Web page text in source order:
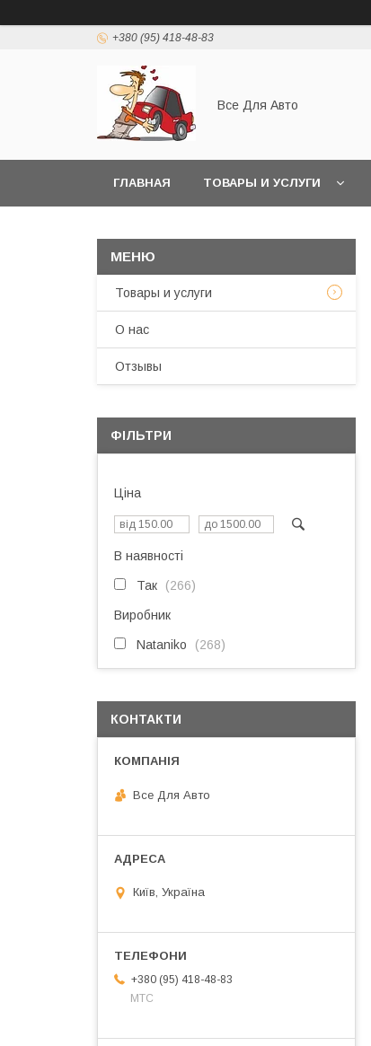
+380 (95) 418-48-83
Все Для Авто
ГЛАВНАЯ ТОВАРЫ И УСЛУГИ
Товары и услуги
О нас
Отзывы
ФІЛЬТРИ
Ціна
В наявності
Так 266
Виробник
Nataniko 268
КОНТАКТИ
Все Для Авто
Київ, Україна
+380 (95) 418-48-83
МТС